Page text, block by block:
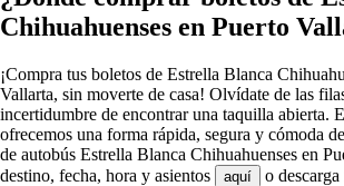
Chihuahuenses en Puerto
¡Compra tus boletos de Estrella Blanca
Vallarta, sin moverte de casa! Olvídate de las
incertidumbre de encontrar una taquilla abierta.
ofrecemos una forma rápida, segura y cómoda
de autobús Estrella Blanca Chihuahuenses en
destino, fecha, hora y asientos
aquí
o